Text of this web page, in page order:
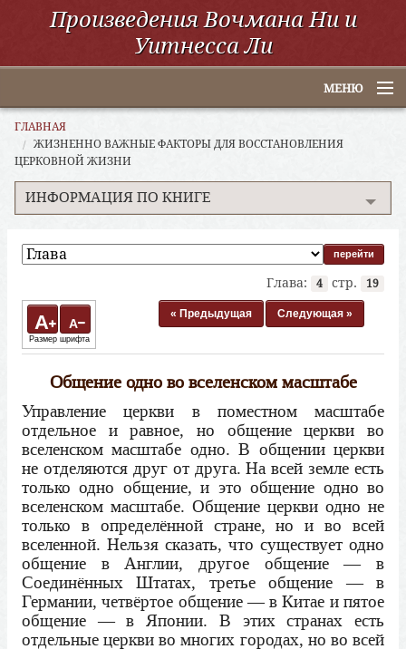
Произведения Вочмана Ни и
Уитнесса Ли
МЕНЮ
Главная
По алфавиту
По категориям
По авторам
ССУО
Поиск
ГЛАВНАЯ
ЖИЗНЕННО ВАЖНЫЕ ФАКТОРЫ ДЛЯ ВОССТАНОВЛЕНИЯ
ЦЕРКОВНОЙ ЖИЗНИ
ИНФОРМАЦИЯ ПО КНИГЕ
Глава: 4 стр. 19
A A
Размер шрифта
« Предыдущая Следующая »
Общение одно во вселенском масштабе
Управление церкви в поместном масштабе
отдельное и равное, но общение церкви во
вселенском масштабе одно. В общении церкви
не отделяются друг от друга. На всей земле есть
только одно общение, и это общение одно во
вселенском масштабе. Общение церкви одно не
только в определённой стране, но и во всей
вселенной. Нельзя сказать, что существует одно
общение в Англии, другое общение — в
Соединённых Штатах, третье общение — в
Германии, четвёртое общение — в Китае и пятое
общение — в Японии. В этих странах есть
отдельные церкви во многих городах, но во всей